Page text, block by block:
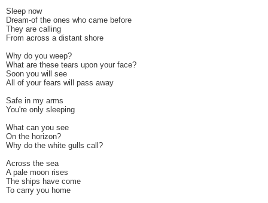
Sleep now
Dream-of the ones who came before
They are calling
From across a distant shore
Why do you weep?
What are these tears upon your face?
Soon you will see
All of your fears will pass away
Safe in my arms
You're only sleeping
What can you see
On the horizon?
Why do the white gulls call?
Across the sea
A pale moon rises
The ships have come
To carry you home